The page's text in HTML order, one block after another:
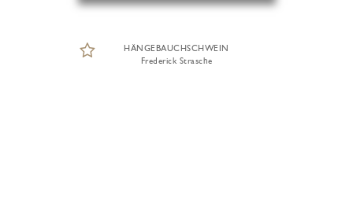
HÄNGEBAUCHSCHWEIN
Frederick Strasche